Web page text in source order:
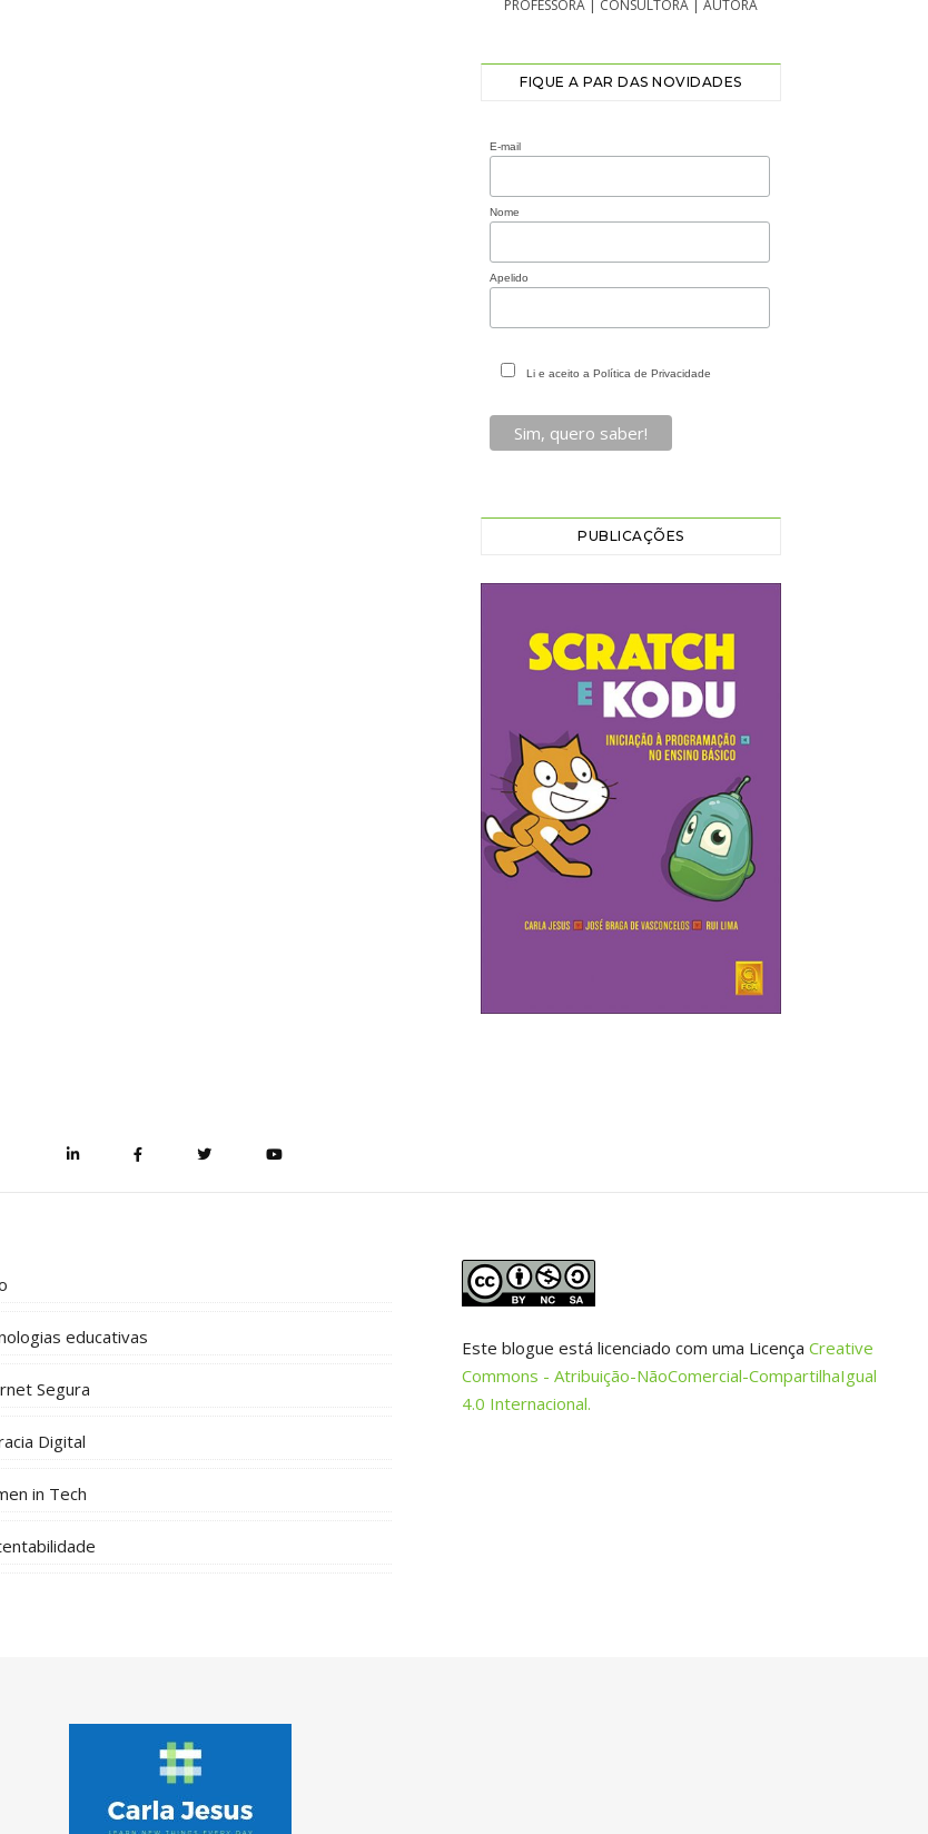
PROFESSORA | CONSULTORA | AUTORA
FIQUE A PAR DAS NOVIDADES
E-mail
Nome
Apelido
Li e aceito a Política de Privacidade
PUBLICAÇÕES
educativas
Segura
Digital
in Tech
Este blogue está licenciado com uma Licença Creative
Commons - Atribuição-NãoComercial-CompartilhaIgual
4.0 Internacional.